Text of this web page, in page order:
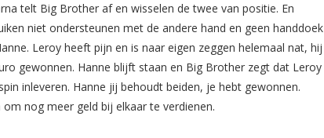
telt Big Brother af en wisselen de twee van positie. En
niet ondersteunen met de andere hand en geen handdoek
Leroy heeft pijn en is naar eigen zeggen helemaal nat, hij
gewonnen. Hanne blijft staan en Big Brother zegt dat Leroy
inleveren. Hanne jij behoudt beiden, je hebt gewonnen.
nog meer geld bij elkaar te verdienen.